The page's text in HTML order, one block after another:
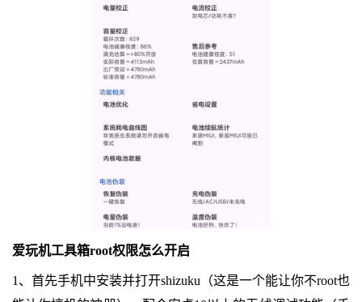
爱玩机工具箱root权限怎么开启
1、首先手机中安装并打开shizuku（这是一个能让你不root也